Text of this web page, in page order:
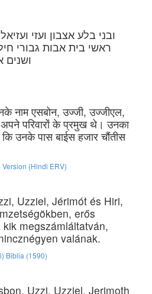
ובני בלע אצבון ועזי
ראשי בית אבות גבורי
ושנים
नाम एसबोन, उज्जी, उज्जीएल,
परिवारों के प्रमुख थे। उनका
कि उनके पास बाईस हजार चौंतीस
(Hindi ERV)
Uzziel, Jérimót és Hiri,
erős
megszámláltatván,
valának.
Biblia (1590)
Uzzi, Uzziel, Jerimoth